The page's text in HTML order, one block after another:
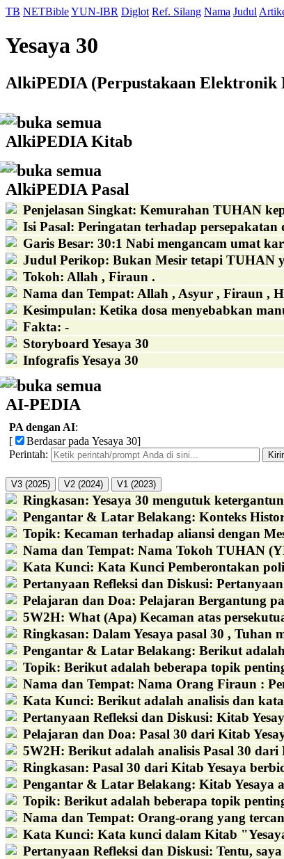
TB NETBibleYUN-IBR Diglot Ref. Silang Nama Judul
Yesaya 30
AlkiPEDIA (Perpustakaan Elektronik
buka semua
AlkiPEDIA Kitab
buka semua
AlkiPEDIA Pasal
Penjelasan Singkat: Kemurahan TUHAN
Isi Pasal: Peringatan terhadap
Garis Besar: 30:1 Nabi mengancam umat
Judul Perikop: Bukan Mesir tetapi TUHAN
Tokoh: Allah , Firaun .
Nama dan Tempat: Allah , Asyur , Firaun ,
Kesimpulan: Ketika dosa menyebabkan
Fakta: -
Storyboard Yesaya 30
Infografis Yesaya 30
buka semua
AI-PEDIA
PA dengan AI:
[
Berdasar pada Yesaya 30]
Perintah:
V3 (2025) V2 (2024) V1 (2023)
Ringkasan: Yesaya 30 mengutuk
Pengantar & Latar Belakang: Konteks
Topik: Kecaman terhadap aliansi dengan
Nama dan Tempat: Nama Tokoh TUHAN
Kata Kunci: Kata Kunci Pemberontakan
Pertanyaan Refleksi dan Diskusi:
Pelajaran dan Doa: Pelajaran Bergantung
5W2H: What (Apa) Kecaman atas
Ringkasan: Dalam Yesaya pasal 30 ,
Pengantar & Latar Belakang: Berikut
Topik: Berikut adalah beberapa topik
Nama dan Tempat: Nama Orang Firaun :
Kata Kunci: Berikut adalah analisis dan
Pertanyaan Refleksi dan Diskusi: Kitab
Pelajaran dan Doa: Pasal 30 dari Kitab
5W2H: Berikut adalah analisis Pasal 30
Ringkasan: Pasal 30 dari Kitab Yesaya
Pengantar & Latar Belakang: Kitab Yesaya
Topik: Berikut adalah beberapa topik
Nama dan Tempat: Orang-orang yang
Kata Kunci: Kata kunci dalam Kitab
Pertanyaan Refleksi dan Diskusi: Tentu,